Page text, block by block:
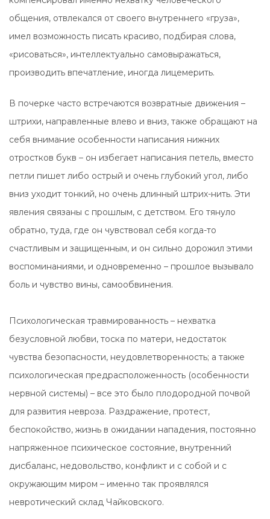
общения, отвлекался от своего внутреннего «груза»,
имел возможность писать красиво, подбирая слова,
«рисоваться», интеллектуально самовыражаться,
производить впечатление, иногда лицемерить.
В почерке часто встречаются возвратные движения –
штрихи, направленные влево и вниз, также обращают на
себя внимание особенности написания нижних
отростков букв – он избегает написания петель, вместо
петли пишет либо острый и очень глубокий угол, либо
вниз уходит тонкий, но очень длинный штрих-нить. Эти
явления связаны с прошлым, с детством. Его тянуло
обратно, туда, где он чувствовал себя когда-то
счастливым и защищенным, и он сильно дорожил этими
воспоминаниями, и одновременно – прошлое вызывало
боль и чувство вины, самообвинения.
Психологическая травмированность – нехватка
безусловной любви, тоска по матери, недостаток
чувства безопасности, неудовлетворенность; а также
психологическая предрасположенность (особенности
нервной системы) – все это было плодородной почвой
для развития невроза. Раздражение, протест,
беспокойство, жизнь в ожидании нападения, постоянно
напряженное психическое состояние, внутренний
дисбаланс, недовольство, конфликт и с собой и с
окружающим миром – именно так проявлялся
невротический склад Чайковского.